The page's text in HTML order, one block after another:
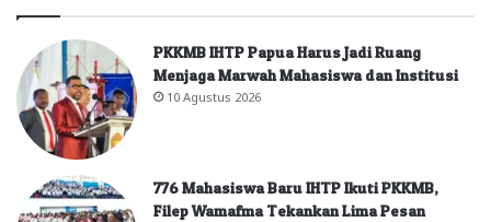
PKKMB IHTP Papua Harus Jadi Ruang
Menjaga Marwah Mahasiswa dan Institusi
10 Agustus 2026
776 Mahasiswa Baru IHTP Ikuti PKKMB,
Filep Wamafma Tekankan Lima Pesan